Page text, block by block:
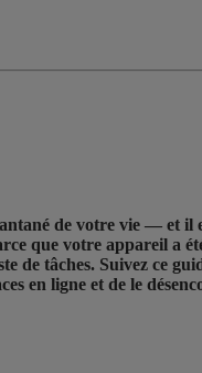
de votre vie — et il
que votre appareil a
de tâches. Suivez ce
en ligne et de le